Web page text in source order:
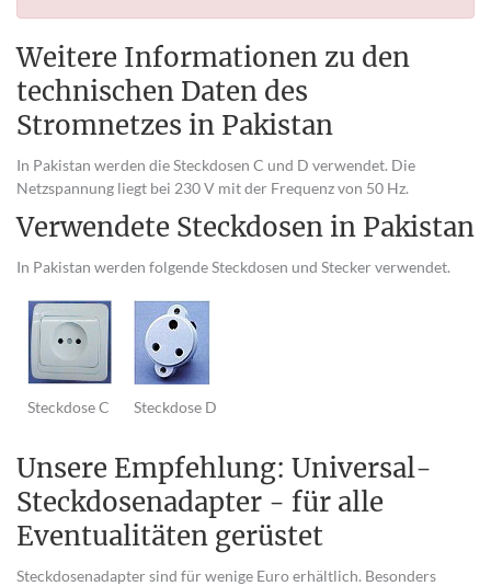
Weitere Informationen zu den
technischen Daten des
Stromnetzes in Pakistan
In Pakistan werden die Steckdosen C und D verwendet. Die
Netzspannung liegt bei 230 V mit der Frequenz von 50 Hz.
Verwendete Steckdosen in Pakistan
In Pakistan werden folgende Steckdosen und Stecker verwendet.
Steckdose C Steckdose D
Unsere Empfehlung: Universal-
Steckdosenadapter - für alle
Eventualitäten gerüstet
Steckdosenadapter sind für wenige Euro erhältlich. Besonders